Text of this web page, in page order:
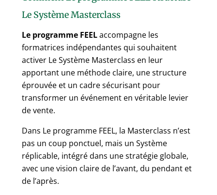
Le Système Masterclass
Le programme FEELaccompagne les
formatrices indépendantes qui souhaitent
activer Le Système Masterclass en leur
apportant une méthode claire, une structure
éprouvée et un cadre sécurisant pour
transformer un événement en véritable levier
de vente.
Dans Le programme FEEL, la Masterclass n’est
pas un coup ponctuel, mais un Système
réplicable, intégré dans une stratégie globale,
avec une vision claire de l’avant, du pendant et
de l’après.